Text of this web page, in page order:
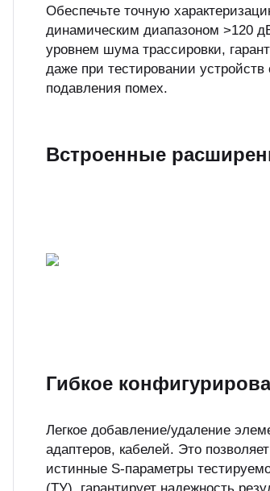
Обеспечьте точную
динамическим диапазоном >120
уровнем шума трассировки,
даже при тестировании
подавления помех.
Встроенные
Гибкое
Легкое добавление/удаление
адаптеров, кабелей. Это
истинные S-параметры